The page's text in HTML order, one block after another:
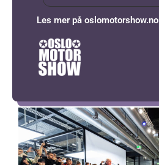
Les mer på oslomotorshow.no